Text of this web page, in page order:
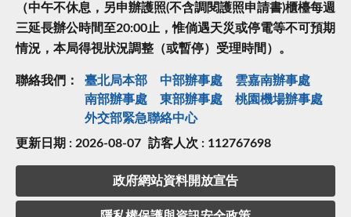
（中午不休息，另申辦護照(不含調閱護照申請書)櫃檯每週
三延長辦公時間至20:00止，惟倘遇天災或停電等不可預期
情況，本局得視狀況調整（或暫停）受理時間）。
聯絡我們： 臺北局本部 中部辦事處
雲嘉南辦事處
南部辦事處
東部辦事處
桃園機場辦事處
外交部緊急聯絡中⼼
更新日期 : 2026-08-07 訪客人次 : 112767698
政府網站資料開放宣告